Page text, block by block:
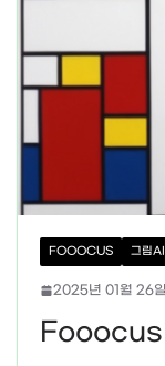
FOOOCUS 그림AI
2025년 01월 26일
Fooocus